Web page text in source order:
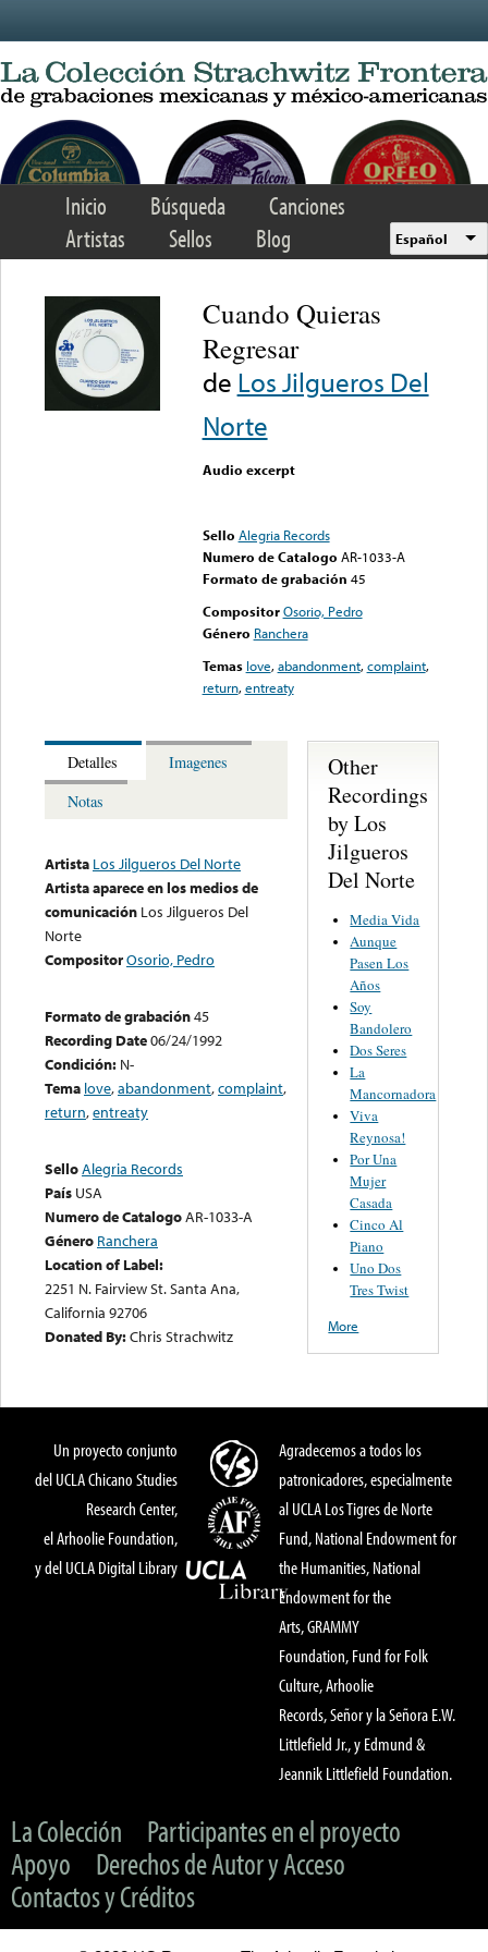
Inicio Búsqueda
Canciones
Artistas
Sellos Blog Español
Cuando Quieras
Regresar
de Los Jilgueros Del
Norte
Audio excerpt
Sello Alegria Records
Numero de Catalogo AR-1033-A
Formato de grabación 45
Compositor Osorio, Pedro
Género Ranchera
Temas love,abandonment,complaint,
return,entreaty
Detalles
Imagenes
Notas
Artista Los Jilgueros Del Norte
Artista aparece en los medios de
comunicación Los Jilgueros Del
Norte
CompositorOsorio, Pedro
Formato de grabación45
Recording Date06/24/1992
Condición: N-
Tema love,abandonment,complaint,
return,entreaty
SelloAlegria Records
País USA
Numero de CatalogoAR-1033-A
Género Ranchera
Location of Label:
2251 N. Fairview St. Santa Ana,
California 92706
Donated By:Chris Strachwitz
Other
Recordings
by Los
Jilgueros
Del Norte
Media Vida
Aunque
Pasen Los
Años
Soy
Bandolero
Dos Seres
La
Mancornadora
Viva
Reynosa!
Por Una
Mujer
Casada
Cinco Al
Piano
Uno Dos
Tres Twist
More
Un proyecto conjunto
del UCLA Chicano Studies
Research Center,
el Arhoolie Foundation,
y del UCLA Digital Library
Agradecemos a todos los
patronicadores, especialmente
al UCLA Los Tigres de Norte
Fund, National Endowment for
the Humanities, National
Endowment for the
Arts, GRAMMY
Foundation, Fund for Folk
Culture, Arhoolie
Records, Señor y la Señora E.W.
Littlefield Jr., y Edmund &
Jeannik Littlefield Foundation.
La Colección
Participantes en el proyecto
Apoyo
Derechos de Autor y Acceso
Contactos y Créditos